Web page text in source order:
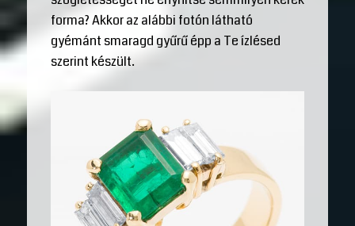
forma? Akkor az alábbi fotón látható
gyémánt smaragd gyűrű épp a Te ízlésed
szerint készült.